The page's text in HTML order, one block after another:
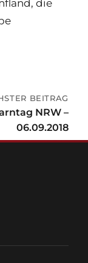
die
BEITRAG
NRW –
06.09.2018